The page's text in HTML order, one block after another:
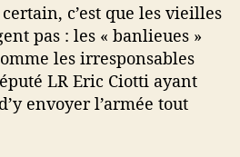
c’est que les vieilles
pas : les « banlieues »
les irresponsables
LR Eric Ciotti ayant
envoyer l’armée tout